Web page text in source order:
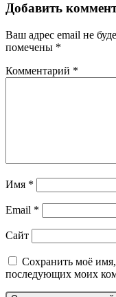
Добавить
Ваш адрес email не
помечены *
Комментарий *
Имя *
Email *
Сайт
Сохранить моё имя,
последующих моих